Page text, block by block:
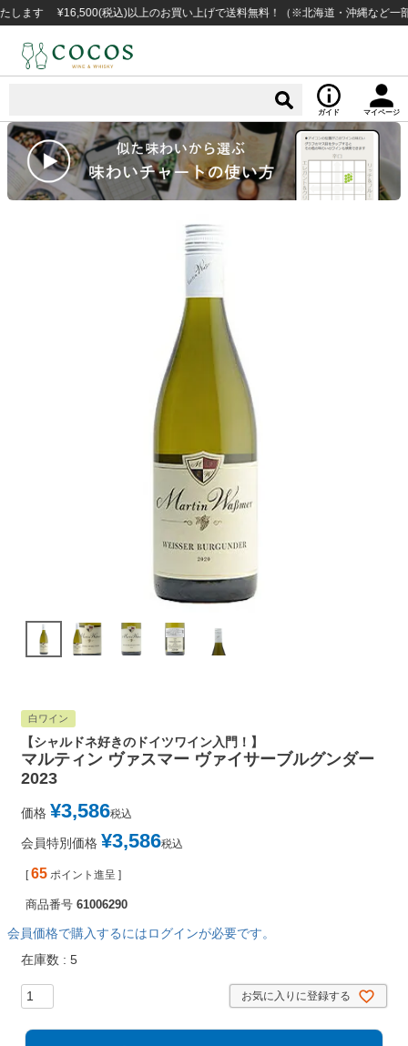
¥16,500(税込)以上のお買い上げで送料無料！（※北海道・沖縄など一部例外地
ガイド マイページ
白ワイン
【シャルドネ好きのドイツワイン入門！】
マルティン ヴァスマー ヴァイサーブルグンダー
2023
価格 ¥3,586税込
会員特別価格 ¥3,586税込
[ 65 ポイント進呈 ]
商品番号 61006290
会員価格で購入するにはログインが必要です。
在庫数
5
お気に入りに登録する